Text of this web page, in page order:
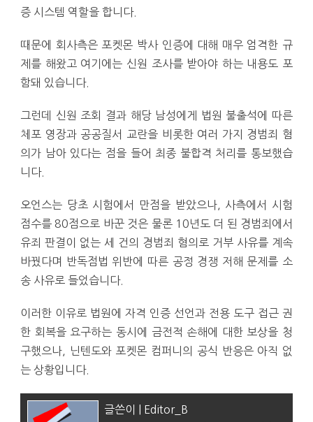
증 시스템 역할을 합니다.
때문에 회사측은 포켓몬 박사 인증에 대해 매우 엄격한 규
제를 해왔고 여기에는 신원 조사를 받아야 하는 내용도 포
함돼 있습니다.
그런데 신원 조회 결과 해당 남성에게 법원 불출석에 따른
체포 영장과 공공질서 교란을 비롯한 여러 가지 경범죄 혐
의가 남아 있다는 점을 들어 최종 불합격 처리를 통보했습
니다.
오언스는 당초 시험에서 만점을 받았으나, 사측에서 시험
점수를 80점으로 바꾼 것은 물론 10년도 더 된 경범죄에서
유죄 판결이 없는 세 건의 경범죄 혐의로 거부 사유를 계속
바꿨다며 반독점법 위반에 따른 공정 경쟁 저해 문제를 소
송 사유로 들었습니다.
이러한 이유로 법원에 자격 인증 선언과 전용 도구 접근 권
한 회복을 요구하는 동시에 금전적 손해에 대한 보상을 청
구했으나, 닌텐도와 포켓몬 컴퍼니의 공식 반응은 아직 없
는 상황입니다.
글쓴이 | Editor_B